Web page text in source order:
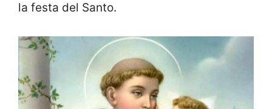
la festa del Santo.